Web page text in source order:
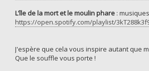
L’île de la mort et le moulin phare :
https://open.spotify.com/playlist/
J'espère que cela vous inspire autant que
Que le souffle vous porte !